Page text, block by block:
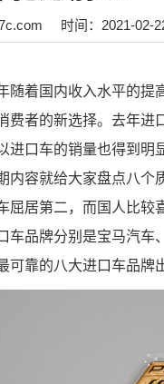
时间：2021-02-
随着国内收入水平的提
费者的新选择。去年进
进口车的销量也得到明
内容就给大家盘点八
屈居第二，而国人比较
车品牌分别是宝马汽车
可靠的八大进口车品牌